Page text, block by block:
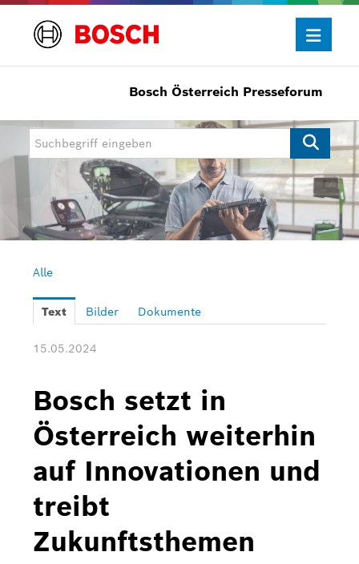
Presseinformationen
Allgemein/Wirtschaft
Bosch Innovationspreis
eBike Systems
Mobility
Power Tools
Buderus
Pressemappen
Hausgeräte
Downloads
Pressemappen
Bosch Österreich Presseforum
Alle
Text Bilder Dokumente
15.05.2024
Bosch setzt in
Österreich weiterhin
auf Innovationen und
treibt
Zukunftsthemen